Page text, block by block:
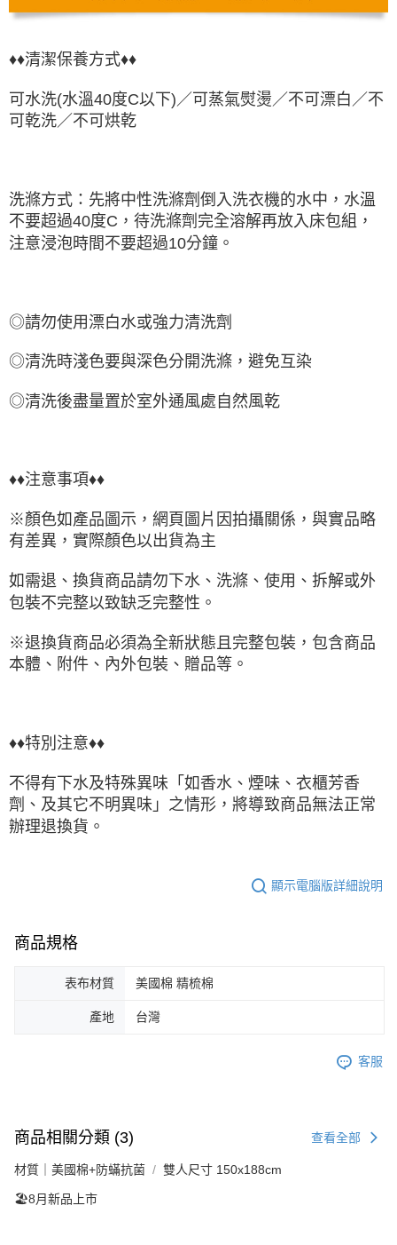
♦♦清潔保養方式♦♦
可水洗(水溫40度C以下)／可蒸氣熨燙／不可漂白／不
可乾洗／不可烘乾
洗滌方式：先將中性洗滌劑倒入洗衣機的水中，水溫
不要超過40度C，待洗滌劑完全溶解再放入床包組，
注意浸泡時間不要超過10分鐘。
◎請勿使用漂白水或強力清洗劑
◎清洗時淺色要與深色分開洗滌，避免互染
◎清洗後盡量置於室外通風處自然風乾
♦♦注意事項♦♦
※顏色如產品圖示，網頁圖片因拍攝關係，與實品略
有差異，實際顏色以出貨為主
如需退、換貨商品請勿下水、洗滌、使用、拆解或外
包裝不完整以致缺乏完整性。
※退換貨商品必須為全新狀態且完整包裝，包含商品
本體、附件、內外包裝、贈品等。
♦♦特別注意♦♦
不得有下水及特殊異味「如香水、煙味、衣櫃芳香
劑、及其它不明異味」之情形，將導致商品無法正常
辦理退換貨。
顯示電腦版詳細說明
商品規格
表布材質 美國棉 精梳棉
產地 台灣
客服
商品相關分類 (3) 查看全部
材質｜美國棉+防蟎抗菌 雙人尺寸 150x188cm
🏖️8月新品上市